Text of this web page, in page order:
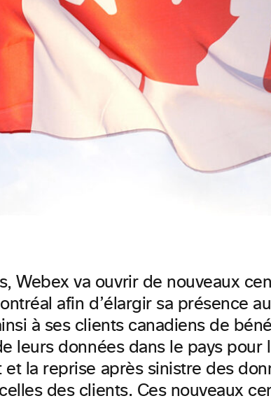
Webex va ouvrir de nouveaux
afin d’élargir sa présence
à ses clients canadiens de
leurs données dans le pays pour
et la reprise après sinistre des
des clients. Ces nouveaux